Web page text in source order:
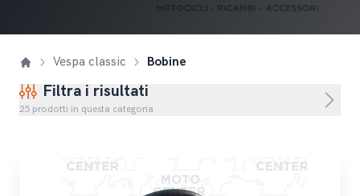
Vespa classic Bobine
Filtra i risultati
25 prodotti in questa categoria